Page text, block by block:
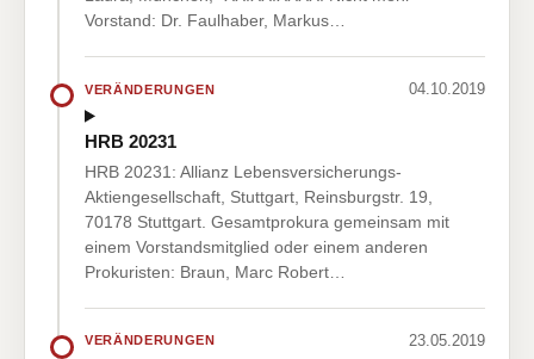
Vorstand: Dr. Faulhaber, Markus…
VERÄNDERUNGEN 04.10.2019
HRB 20231
HRB 20231: Allianz Lebensversicherungs-
Aktiengesellschaft, Stuttgart, Reinsburgstr. 19,
70178 Stuttgart. Gesamtprokura gemeinsam mit
einem Vorstandsmitglied oder einem anderen
Prokuristen: Braun, Marc Robert…
VERÄNDERUNGEN 23.05.2019